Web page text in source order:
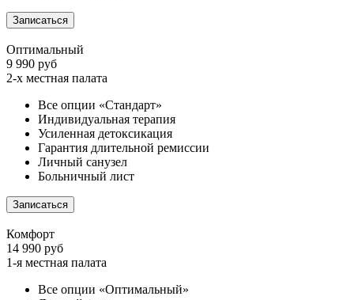
Записаться
Оптимальный
9 990 руб
2-х местная палата
Все опции «Стандарт»
Индивидуальная терапия
Усиленная детоксикация
Гарантия длительной ремиссии
Личный санузел
Больничный лист
Записаться
Комфорт
14 990 руб
1-я местная палата
Все опции «Оптимальный»